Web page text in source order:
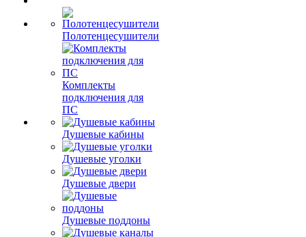
Полотенцесушители
Комплекты
подключения для
ПС
Душевые кабины
Душевые уголки
Душевые двери
Душевые поддоны